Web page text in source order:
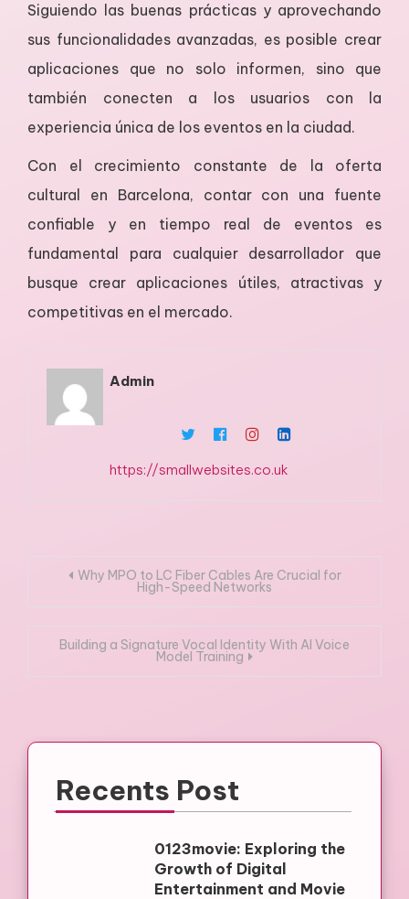
Siguiendo las buenas prácticas y aprovechando
sus funcionalidades avanzadas, es posible crear
aplicaciones que no solo informen, sino que
también conecten a los usuarios con la
experiencia única de los eventos en la ciudad.
Con el crecimiento constante de la oferta
cultural en Barcelona, contar con una fuente
confiable y en tiempo real de eventos es
fundamental para cualquier desarrollador que
busque crear aplicaciones útiles, atractivas y
competitivas en el mercado.
Admin
https://smallwebsites.co.uk
PostWhy MPO to LC Fiber Cables Are Crucial for
High-Speed Networks
Building a Signature Vocal Identity With AI Voice
Model Training
Recents Post
0123movie: Exploring the
Growth of Digital
Entertainment and Movie